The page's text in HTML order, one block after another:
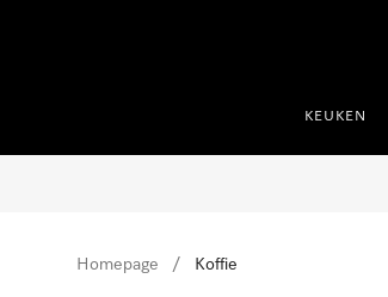
KEUKEN
Homepage Koffie